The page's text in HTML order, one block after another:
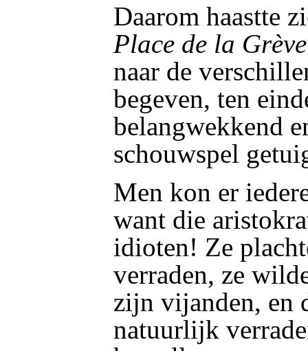
Daarom haastte
Place de la Grève
naar de
begeven, ten
belangwekkend
schouwspel
Men kon er
want die
idioten! Ze
verraden, ze
zijn vijanden, en
natuurlijk